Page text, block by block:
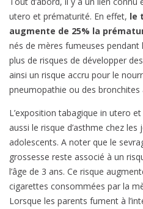
utero et prématurité. En effet, le
augmente de 25% la
nés de mères fumeuses
plus de risques de développer
ainsi un risque accru pour le
pneumopathie ou des bronchites
L’exposition tabagique in utero
aussi le risque d’asthme chez
adolescents. A noter que le
grossesse reste associé à un
l’âge de 3 ans. Ce risque
cigarettes consommées par la
Lorsque les parents fument à